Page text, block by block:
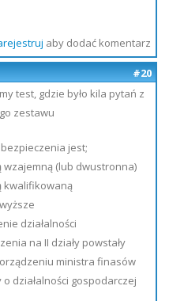
aby dodać komentarz
#20
test, gdzie było kila pytań z
zestawu
jest;
wzajemną (lub dwustronna)
kwalifikowaną
działalności
na II działy powstały
ministra finasów
o działalności gospodarczej